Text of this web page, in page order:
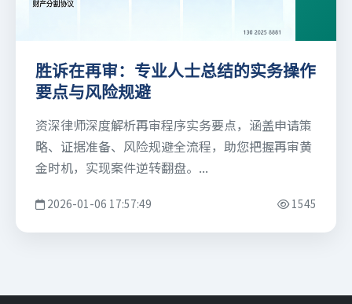
胜诉在再审：专业人士总结的实务操作
要点与风险规避
资深律师深度解析再审程序实务要点，涵盖申请策
略、证据准备、风险规避全流程，助您把握再审黄
金时机，实现案件逆转翻盘。...
2026-01-06 17:57:49 1545